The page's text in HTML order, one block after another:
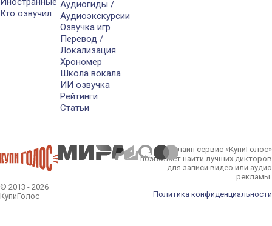
Кто озвучил
Аудиогиды /
Аудиоэкскурсии
Озвучка игр
Перевод /
Локализация
Хрономер
Школа вокала
ИИ озвучка
Рейтинги
Статьи
© 2013 - 2026
КупиГолос
Онлайн сервис «КупиГолос»
позволяет найти лучших дикторов
для записи видео или аудио
рекламы.
Политика конфиденциальности